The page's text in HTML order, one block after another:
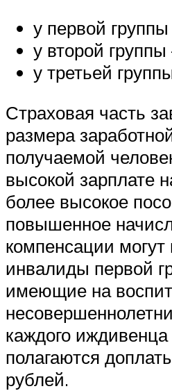
у первой
у второй
у третьей
Страховая часть
размера
получаемой
высокой зарплате
более высокое
повышенное
компенсации могут
инвалиды первой
имеющие на
каждого
полагаются
рублей.